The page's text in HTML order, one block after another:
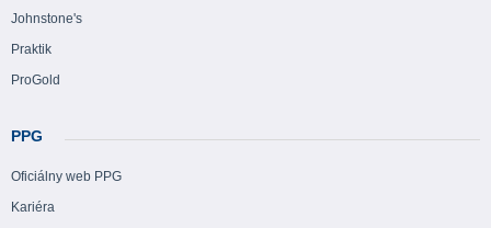
Johnstone's
Praktik
ProGold
PPG
Oficiálny web PPG
Kariéra